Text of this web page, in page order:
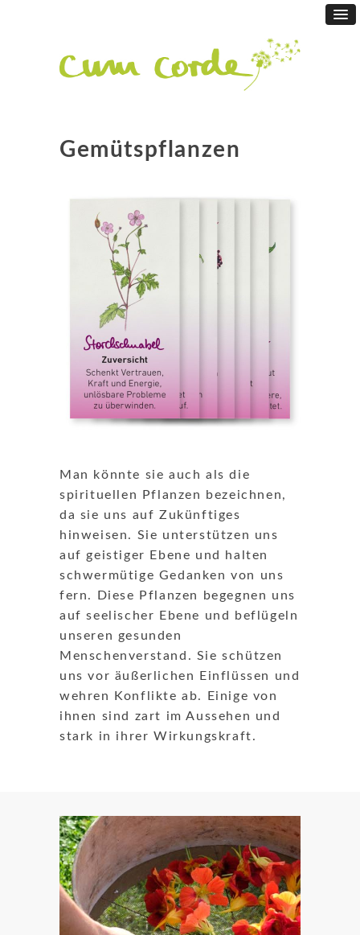
Gemütspflanzen
Man könnte sie auch als die
spirituellen Pflanzen bezeichnen,
da sie uns auf Zukünftiges
hinweisen. Sie unterstützen uns
auf geistiger Ebene und halten
schwermütige Gedanken von uns
fern. Diese Pflanzen begegnen uns
auf seelischer Ebene und beflügeln
unseren gesunden
Menschenverstand. Sie schützen
uns vor äußerlichen Einflüssen und
wehren Konflikte ab. Einige von
ihnen sind zart im Aussehen und
stark in ihrer Wirkungskraft.